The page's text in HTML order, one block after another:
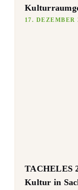
17. DEZEMBER
TACHELES
Kultur in